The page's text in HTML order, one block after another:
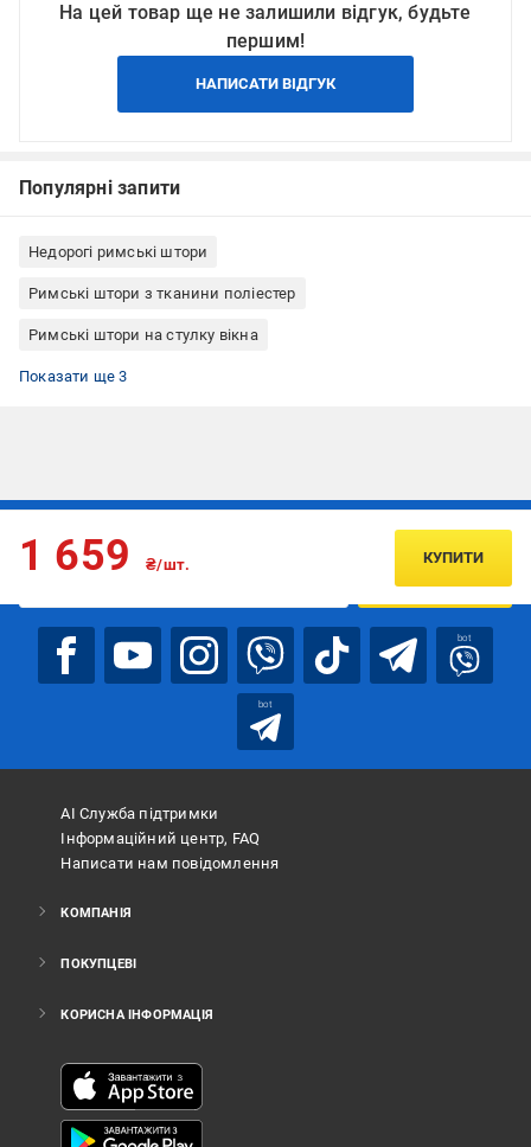
На цей товар ще не залишили відгук, будьте
першим!
НАПИСАТИ ВІДГУК
Популярні запити
Недорогі римські штори
Римські штори з тканини поліестер
Римські штори на стулку вікна
Римські штори кріплення до стелі
Римські штори кріплення до стіни
Римські штори Rollotex
Показати ще 3
1 659 ₴/шт. КУПИТИ
Підписуйтесь, щоб дізнаватись першим про акції та пропозиції
ПІДПИСАТИСЯ
bot
bot
АІ Служба підтримки
Інформаційний центр, FAQ
Написати нам повідомлення
КОМПАНІЯ
ПОКУПЦЕВІ
КОРИСНА ІНФОРМАЦІЯ